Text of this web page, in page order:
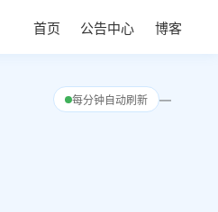
首页 公告中心 博客
每分钟自动刷新 —